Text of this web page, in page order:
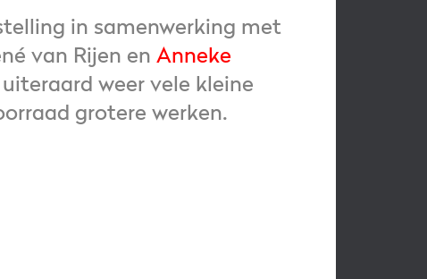
in samenwerking met
van Rijen en Anneke
weer vele kleine
grotere werken.